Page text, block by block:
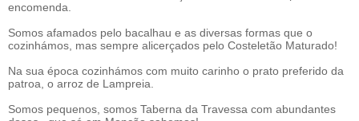
encomenda.
Somos afamados pelo bacalhau e as diversas formas que o
cozinhámos, mas sempre alicerçados pelo Costeletão Maturado!
Na sua época cozinhámos com muito carinho o prato preferido da
patroa, o arroz de Lampreia.
Somos pequenos, somos Taberna da Travessa com abundantes